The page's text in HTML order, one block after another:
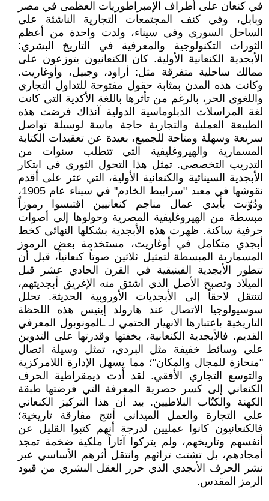
في كنعان على أطراف الإمبراطوريات العظمى في مصر
وبابل، وفي كنف المجتمعات التجارية الناشئة على
الساحل السوري وفي سيناء، ولدت واحدة من أعظم
الثورات التكنولوجية والمعرفية في التاريخ البشري:
الأبجدية الكنعانية الأولية. كان الكنعانيون يتوزعون على
ممالك ساحلية متفرقة مثل: أراود، وجبيل، وأوغاريت.
وكانت هذه المدن بمثابة حقول مفتوحة للتداول التجاري
واللغوي الحر، بالرغم من تأثرها باللغة الأكدية التي كانت
لغة المراسلات الدبلوماسية الدولية آنذاك فرضت هذه
الطبيعة العملية والتجارية حاجة ماسة لوسيلة تواصل
سريعة وسهلة ومتاحة للجميع، بعيدة عن تعقيدات الكتابة
المسمارية والهيروغليفية التي تتطلب سنوات من
التدريب التخصصي. تمثل هذا التحول الثوري في ابتكار
الأبجدية السينائية والكنعانية الأولية، التي عثر على أقدم
نقوشها في معبد "سرابيط الخادم" في سيناء عام 1905،
ودُوّنت بأيدي عمال مناجم كنعانيين اقتبسوا رموزاً
مبسطة من الهيروغليفية المصرية وحولوها إلى أصوات
حرفية ساكنة. ظهرت هذه الأبجدية بشكلها النهائي كخط
أبجدي متكامل في أوغاريت، مستخدمة بعض الرموز
المسمارية المبسطة لتمثيل ثلاثين صوتاً كنعانياً، قبل أن
تتطور الأبجدية الفينيقية في القرن الحادي عشر قبل
الميلاد وتصبح الأصل الذي اشتق منه الإغريق أبجديتهم،
لتنتقل لاحقاً إلى الأبجديات الأوروبية الحديثة. تحلل
سوسيولوجيا الاتصال عند هارولد إينيس هذه اللحظة
التاريخية باعتبارها الانهيار الحتمي لـ ـالمونوبول المعرفي
القديم. فالأبجدية الكنعانية، بخفتها وقدرتها على التدوين
على وسائط خفيفة مثل البردي، تمثل وسيلة اتصال
"منحازة للمجال والمكان"؛ مما يسهل الإدارة اللامركزية
والتوسع التجاري الأفقي. لقد أدت ديمقراطية الحرف
الكنعاني إلى كسر حصرية المعرفة التي فرضتها طبقة
الكهنة والكتّاب البلاطيين. بيد أن هذا التركيز الكنعاني
على التجارة والعمل الميداني أنتج مفارقة تاريخية؛
فالكنعانيون كانوا عمليين لدرجة أنهم كتبوا القليل عن
أنفسهم وتاريخهم، ولم يتركوا آثاراً ملكية ضخمة تمجد
أمجادهم، بل تشتت تراثهم وانتقل أثرهم الأساسي عبر
نشر الحرف الأبجدي الذي حرر العقل البشري من قيود
الرمز المقدس.